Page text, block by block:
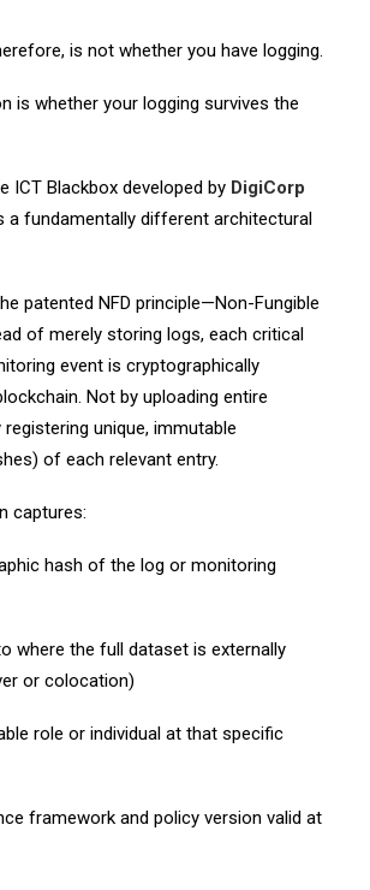
is not whether you have logging.
is whether your logging survives the
ICT Blackbox developed by DigiCorp
a fundamentally different architectural
patented NFD principle—Non-Fungible
of merely storing logs, each critical
event is cryptographically
Not by uploading entire
unique, immutable
of each relevant entry.
captures:
hash of the log or monitoring
where the full dataset is externally
or colocation)
role or individual at that specific
framework and policy version valid at